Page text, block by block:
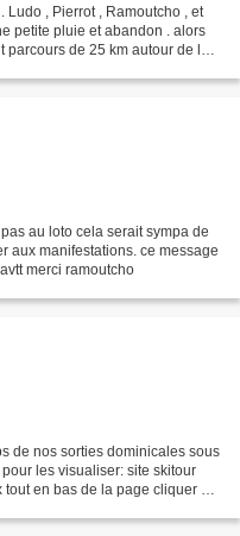
Ludo , Pierrot , Ramoutcho , et
petite pluie et abandon . alors
parcours de 25 km autour de la
au loto cela serait sympa de
aux manifestations. ce message
merci ramoutcho
de nos sorties dominicales sous
les visualiser: site skitour
en bas de la page cliquer sur